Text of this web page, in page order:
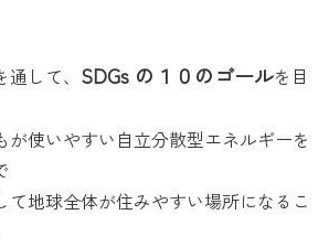
して、 SDGs の１０のゴールを目
が使いやすい自立分散型エネルギーを
て地球全体が住みやすい場所になるこ